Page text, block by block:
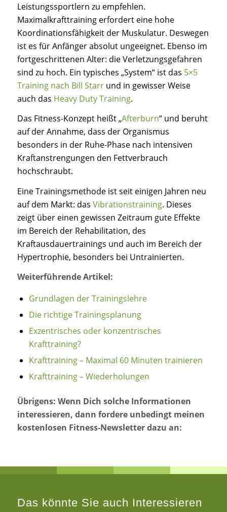
Leistungssportlern zu empfehlen.
Maximalkrafttraining erfordert eine hohe
Koordinationsfähigkeit der Muskulatur. Deswegen
ist es für Anfänger absolut ungeeignet. Ebenso im
fortgeschrittenen Alter: die Verletzungsgefahren
sind zu hoch. Ein typisches „System“ ist das 5×5
Training nach Bill Starrund in gewisser Weise
auch das Heavy Duty Training.
Das Fitness-Konzept heißt „Afterburn“ und beruht
auf der Annahme, dass der Organismus
besonders in der Ruhe-Phase nach intensiven
Kraftanstrengungen den Fettverbrauch
hochschraubt.
Eine Trainingsmethode ist seit einigen Jahren neu
auf dem Markt: das Vibrationstraining. Dieses
zeigt über einen gewissen Zeitraum gute Effekte
im Bereich der Rehabilitation, des
Kraftausdauertrainings und auch im Bereich der
Hypertrophie, besonders bei Untrainierten.
Weiterführende Artikel:
Grundlagen der Trainingslehre
Die richtige Trainingsplanung
Exzentrisches oder konzentrisches
Krafttraining?
Krafttraining – Maximal 60 Minuten trainieren
Krafttraining – Wiederholungen
Übrigens: Wenn Dich solche Informationen
interessieren, dann fordere unbedingt meinen
kostenlosen Fitness-Newsletter dazu an:
Das könnte Sie auch Interessieren